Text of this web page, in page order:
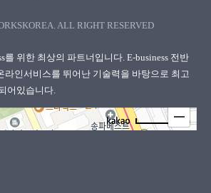
ALL RIGHT RESERVED
를 위한 최상의 파트너입니다. E-business 전반
라인서비스를 뛰어난 기술력을 바탕으로 최고
어있습니다.
웍스코리아